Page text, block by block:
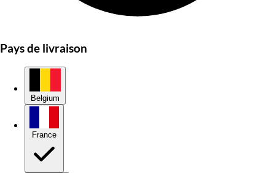
Pays de livraison
Belgium